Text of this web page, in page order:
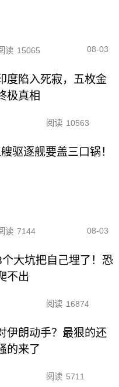
读 15065 08-03
度陷入死寂，五枚金
极真相
阅读 10563
驱逐舰要盖三口锅！
读 7144 08-03
大坑把自己埋了！恐
不出
阅读 16874
伊朗动手？最狠的还
的来了
阅读 5711